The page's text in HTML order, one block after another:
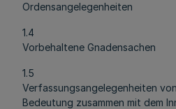
Ordensangelegenheiten
1.4
Vorbehaltene Gnadensachen
1.5
Verfassungsangelegenheiten
Bedeutung zusammen mit dem